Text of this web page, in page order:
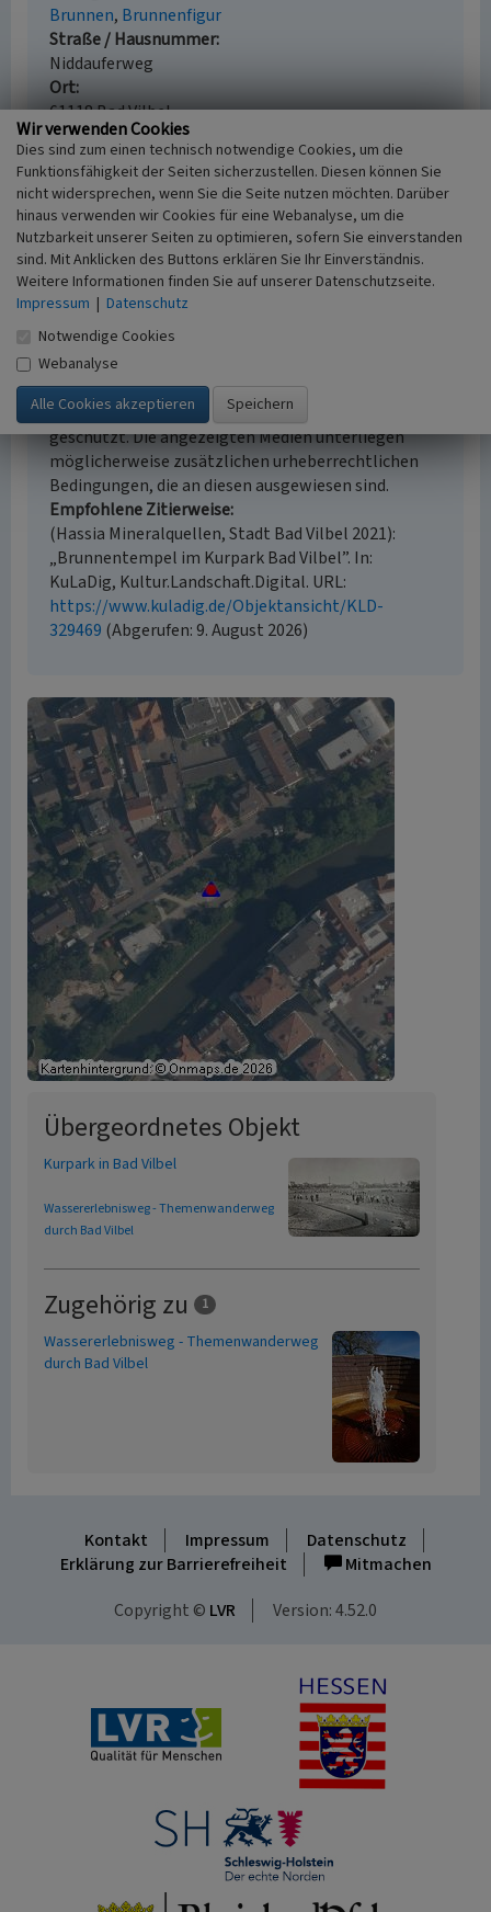
Brunnen Brunnenfigur
Straße / Hausnummer
Niddauferweg
Ort
61118 Bad Vilbel
Fachsicht(en)
Denkmalpflege
Erfassungsmaßstab
i.d.R. 1:5.000 (größer als 1:20.000)
Erfassungsmethode
Literaturauswertung
Empfohlene Zitierweise
Urheberrechtlicher Hinweis
Der hier präsentierte Inhalt ist urheberrechtlich
geschützt. Die angezeigten Medien unterliegen
möglicherweise zusätzlichen urheberrechtlichen
Bedingungen, die an diesen ausgewiesen sind.
Empfohlene Zitierweise
(Hassia Mineralquellen, Stadt Bad Vilbel 2021):
„Brunnentempel im Kurpark Bad Vilbel”. In:
KuLaDig, Kultur.Landschaft.Digital. URL:
https://www.kuladig.de/Objektansicht/KLD-
329469 (Abgerufen: 9. August 2026)
Übergeordnetes Objekt
Kurpark in Bad Vilbel
Wassererlebnisweg - Themenwanderweg
durch Bad Vilbel
Zugehörig zu 1
Wassererlebnisweg - Themenwanderweg
durch Bad Vilbel
Kontakt Impressum
Datenschutz
Erklärung zur Barrierefreiheit
Mitmachen
Copyright © LVR Version: 4.52.0
Wir verwenden Cookies
Dies sind zum einen technisch notwendige Cookies, um die
Funktionsfähigkeit der Seiten sicherzustellen. Diesen können Sie
nicht widersprechen, wenn Sie die Seite nutzen möchten. Darüber
hinaus verwenden wir Cookies für eine Webanalyse, um die
Nutzbarkeit unserer Seiten zu optimieren, sofern Sie einverstanden
sind. Mit Anklicken des Buttons erklären Sie Ihr Einverständnis.
Weitere Informationen finden Sie auf unserer Datenschutzseite.
Impressum | Datenschutz
Notwendige Cookies
Webanalyse